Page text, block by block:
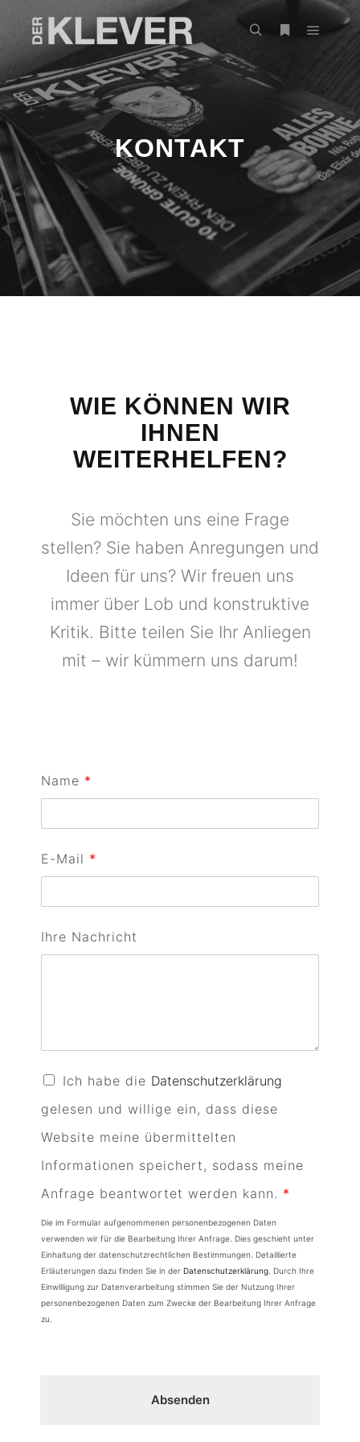
KONTAKT
WIE KÖNNEN WIR
IHNEN
WEITERHELFEN?
Sie möchten uns eine Frage
stellen? Sie haben Anregungen und
Ideen für uns? Wir freuen uns
immer über Lob und konstruktive
Kritik. Bitte teilen Sie Ihr Anliegen
mit – wir kümmern uns darum!
Name *
E-Mail *
Ihre Nachricht
D
S
G
V
O
-
E
i
n
Ich habe die Datenschutzerklärung
gelesen und willige ein, dass diese
Website meine übermittelten
Informationen speichert, sodass meine
Anfrage beantwortet werden kann. *
Die im Formular aufgenommenen personenbezogenen Daten
verwenden wir für die Bearbeitung Ihrer Anfrage. Dies geschieht unter
Einhaltung der datenschutzrechtlichen Bestimmungen. Detaillierte
Erläuterungen dazu finden Sie in der Datenschutzerklärung . Durch Ihre
Einwilligung zur Datenverarbeitung stimmen Sie der Nutzung Ihrer
personenbezogenen Daten zum Zwecke der Bearbeitung Ihrer Anfrage
zu.
Absenden